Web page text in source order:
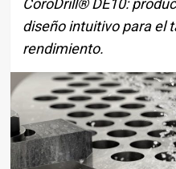
CoroDrill® DE10:
diseño intuitivo para el
rendimiento.